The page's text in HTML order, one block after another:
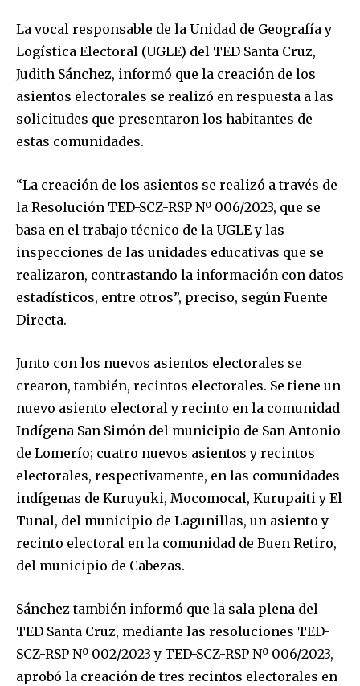
La vocal responsable de la Unidad de Geografía y
Logística Electoral (UGLE) del TED Santa Cruz,
Judith Sánchez, informó que la creación de los
asientos electorales se realizó en respuesta a las
solicitudes que presentaron los habitantes de
estas comunidades.
“La creación de los asientos se realizó a través de
la Resolución TED-SCZ-RSP Nº 006/2023, que se
basa en el trabajo técnico de la UGLE y las
inspecciones de las unidades educativas que se
realizaron, contrastando la información con datos
estadísticos, entre otros”, preciso, según Fuente
Directa.
Junto con los nuevos asientos electorales se
crearon, también, recintos electorales. Se tiene un
nuevo asiento electoral y recinto en la comunidad
Indígena San Simón del municipio de San Antonio
de Lomerío; cuatro nuevos asientos y recintos
electorales, respectivamente, en las comunidades
indígenas de Kuruyuki, Mocomocal, Kurupaiti y El
Tunal, del municipio de Lagunillas, un asiento y
recinto electoral en la comunidad de Buen Retiro,
del municipio de Cabezas.
Sánchez también informó que la sala plena del
TED Santa Cruz, mediante las resoluciones TED-
SCZ-RSP Nº 002/2023 y TED-SCZ-RSP Nº 006/2023,
aprobó la creación de tres recintos electorales en